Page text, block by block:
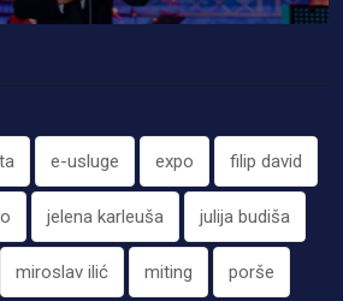
e-usluge expo filip david
jelena karleuša julija budiša
miroslav ilić miting porše